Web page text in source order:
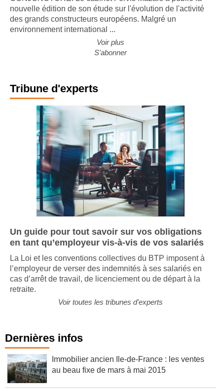
CONJONCTURE. Le cabinet Forvis Mazars a publié la
nouvelle édition de son étude sur l'évolution de l'activité
des grands constructeurs européens. Malgré un
Voir plus
Tribune d'experts
Un guide pour tout savoir sur vos obligations
en tant qu’employeur vis-à-vis de vos salariés
La Loi et les conventions collectives du BTP imposent à
l’employeur de verser des indemnités à ses salariés en
cas d’arrêt de travail, de licenciement ou de départ à la
Dernières infos
Immobilier ancien Ile-de-France : les ventes